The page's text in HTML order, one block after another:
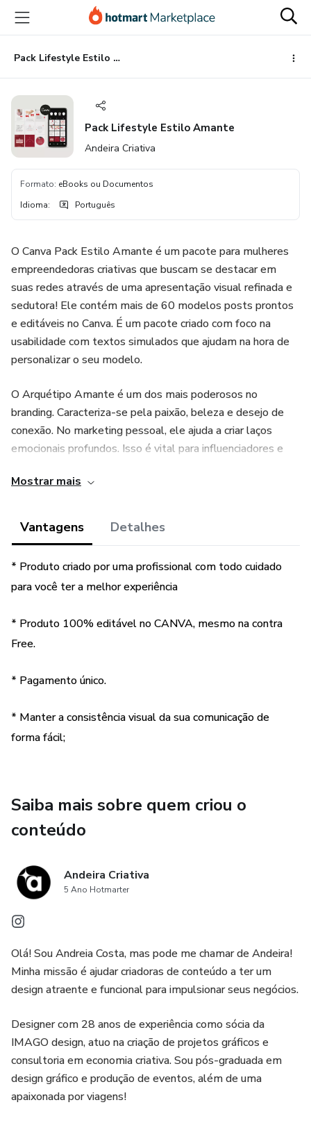
para
conteúdo
principal
para
pagamento
para
rodapé
Pack Lifestyle Estilo Amante
Pack Lifestyle Estilo Amante
Andeira Criativa
Formato: eBooks ou Documentos
Idioma: Português
O Canva Pack Estilo Amante é um pacote para mulheres
empreendedoras criativas que buscam se destacar em
suas redes através de uma apresentação visual refinada e
sedutora! Ele contém mais de 60 modelos posts prontos
e editáveis no Canva. É um pacote criado com foco na
usabilidade com textos simulados que ajudam na hora de
personalizar o seu modelo.
O Arquétipo Amante é um dos mais poderosos no
branding. Caracteriza-se pela paixão, beleza e desejo de
conexão. No marketing pessoal, ele ajuda a criar laços
emocionais profundos. Isso é vital para influenciadores e
Mostrar mais
Vantagens Detalhes
* Produto criado por uma profissional com todo cuidado
para você ter a melhor experiência
* Produto 100% editável no CANVA, mesmo na contra
Free.
* Pagamento único.
* Manter a consistência visual da sua comunicação de
forma fácil;
Saiba mais sobre quem criou o
conteúdo
Andeira Criativa
5 Ano Hotmarter
Olá! Sou Andreia Costa, mas pode me chamar de Andeira!
Minha missão é ajudar criadoras de conteúdo a ter um
design atraente e funcional para impulsionar seus negócios.
Designer com 28 anos de experiência como sócia da
IMAGO design, atuo na criação de projetos gráficos e
consultoria em economia criativa. Sou pós-graduada em
design gráfico e produção de eventos, além de uma
apaixonada por viagens!